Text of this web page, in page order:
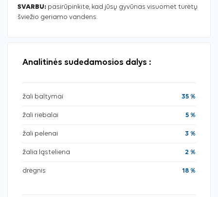
SVARBU: pasirūpinkite, kad jūsų gyvūnas visuomet turėtų
šviežio geriamo vandens.
Analitinės sudedamosios dalys :
žali baltymai 35 %
žali riebalai 5 %
žali pelenai 3 %
žalia ląsteliena 2 %
drėgnis 18 %